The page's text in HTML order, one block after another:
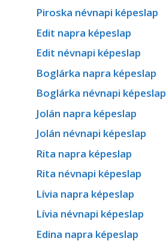
Piroska névnapi képeslap
Edit napra képeslap
Edit névnapi képeslap
Boglárka napra képeslap
Boglárka névnapi képeslap
Jolán napra képeslap
Jolán névnapi képeslap
Rita napra képeslap
Rita névnapi képeslap
Lívia napra képeslap
Lívia névnapi képeslap
Edina napra képeslap